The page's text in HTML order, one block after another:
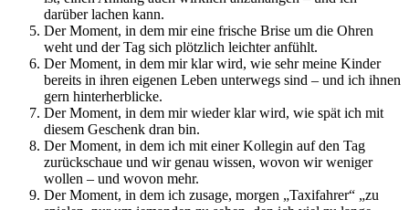
darüber lachen kann.
Der Moment, in dem mir eine frische Brise um die Ohren
weht und der Tag sich plötzlich leichter anfühlt.
Der Moment, in dem mir klar wird, wie sehr meine Kinder
bereits in ihren eigenen Leben unterwegs sind – und ich ihnen
gern hinterherblicke.
Der Moment, in dem mir wieder klar wird, wie spät ich mit
diesem Geschenk dran bin.
Der Moment, in dem ich mit einer Kollegin auf den Tag
zurückschaue und wir genau wissen, wovon wir weniger
wollen – und wovon mehr.
Der Moment, in dem ich zusage, morgen „Taxifahrer“ „zu